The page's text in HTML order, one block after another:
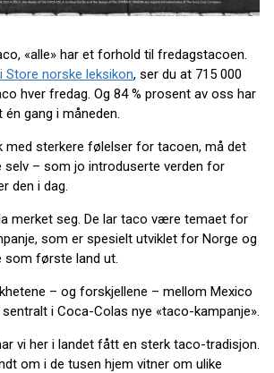
«alle» har et forhold til fredagstacoen.
Store norske leksikon, ser du at 715 000
hver fredag. Og 84 % prosent av oss har
gang i måneden.
med sterkere følelser for tacoen, må det
selv – som jo introduserte verden for
den i dag.
merket seg. De lar taco være temaet for
som er spesielt utviklet for Norge og
som første land ut.
– og forskjellene – mellom Mexico
i Coca-Colas nye «taco-kampanje».
vi her i landet fått en sterk taco-tradisjon.
om i de tusen hjem vitner om ulike